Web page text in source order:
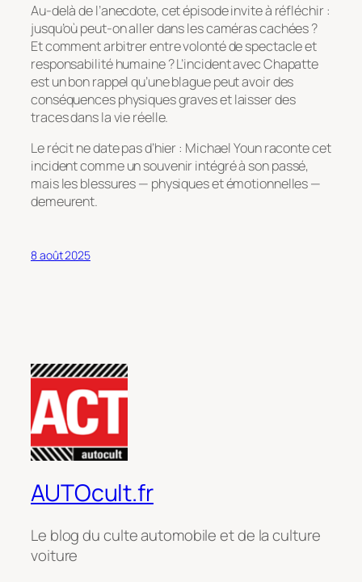
Au-delà de l’anecdote, cet épisode invite à réfléchir :
jusqu’où peut-on aller dans les caméras cachées ?
Et comment arbitrer entre volonté de spectacle et
responsabilité humaine ? L’incident avec Chapatte
est un bon rappel qu’une blague peut avoir des
conséquences physiques graves et laisser des
traces dans la vie réelle.
Le récit ne date pas d’hier : Michael Youn raconte cet
incident comme un souvenir intégré à son passé,
mais les blessures — physiques et émotionnelles —
demeurent.
8 août 2025
AUTOcult.fr
Le blog du culte automobile et de la culture
voiture